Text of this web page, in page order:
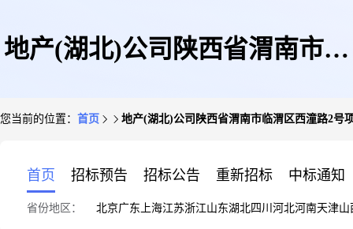
地产(湖北)公司陕西省渭南市临
您当前的位置： 首页 地产(湖北)公司陕西省渭南市临渭区西潼路2号
首页 招标预告 招标公告 重新招标 中标通知
省份地区： 北京广东 上海江苏浙江山东湖北四川 河北河南天津山